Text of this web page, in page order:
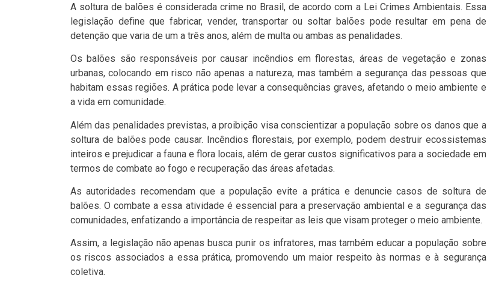
A soltura de balões é considerada crime no Brasil, de acordo com a Lei Crimes Ambientais. Essa
legislação define que fabricar, vender, transportar ou soltar balões pode resultar em pena de
detenção que varia de um a três anos, além de multa ou ambas as penalidades.
Os balões são responsáveis por causar incêndios em florestas, áreas de vegetação e zonas
urbanas, colocando em risco não apenas a natureza, mas também a segurança das pessoas que
habitam essas regiões. A prática pode levar a consequências graves, afetando o meio ambiente e
a vida em comunidade.
Além das penalidades previstas, a proibição visa conscientizar a população sobre os danos que a
soltura de balões pode causar. Incêndios florestais, por exemplo, podem destruir ecossistemas
inteiros e prejudicar a fauna e flora locais, além de gerar custos significativos para a sociedade em
termos de combate ao fogo e recuperação das áreas afetadas.
As autoridades recomendam que a população evite a prática e denuncie casos de soltura de
balões. O combate a essa atividade é essencial para a preservação ambiental e a segurança das
comunidades, enfatizando a importância de respeitar as leis que visam proteger o meio ambiente.
Assim, a legislação não apenas busca punir os infratores, mas também educar a população sobre
os riscos associados a essa prática, promovendo um maior respeito às normas e à segurança
coletiva.